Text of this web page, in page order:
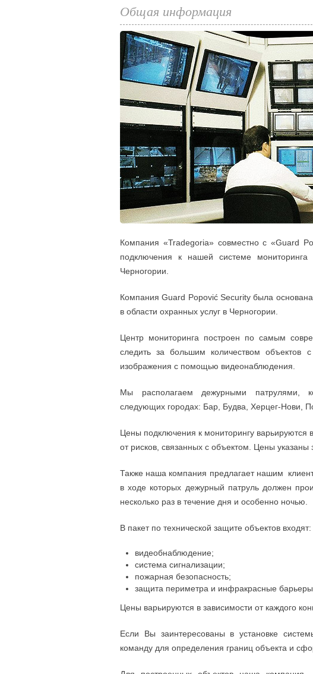
Общая информация
Компания «Tradegoria» совместно с «Guard
подключения к нашей системе
Черногории.
Компания Guard Popović Security была
в области охранных услуг в Черногории.
Центр мониторинга построен по самым
следить за большим количеством объектов
изображения с помощью видеонаблюдения.
Мы располагаем дежурными патрулями,
следующих городах: Бар, Будва, Херцег-Нови,
Цены подключения к мониторингу варьируются
от рисков, связанных с объектом. Цены указаны
Также наша компания предлагает нашим
в ходе которых дежурный патруль должен
несколько раз в течение дня и особенно ночью.
В пакет по технической защите объектов входят:
видеобнаблюдение;
система сигнализации;
пожарная безопасность;
защита периметра и инфракрасные барьеры.
Цены варьируются в зависимости от каждого
Если Вы заинтересованы в установке
команду для определения границ объекта и